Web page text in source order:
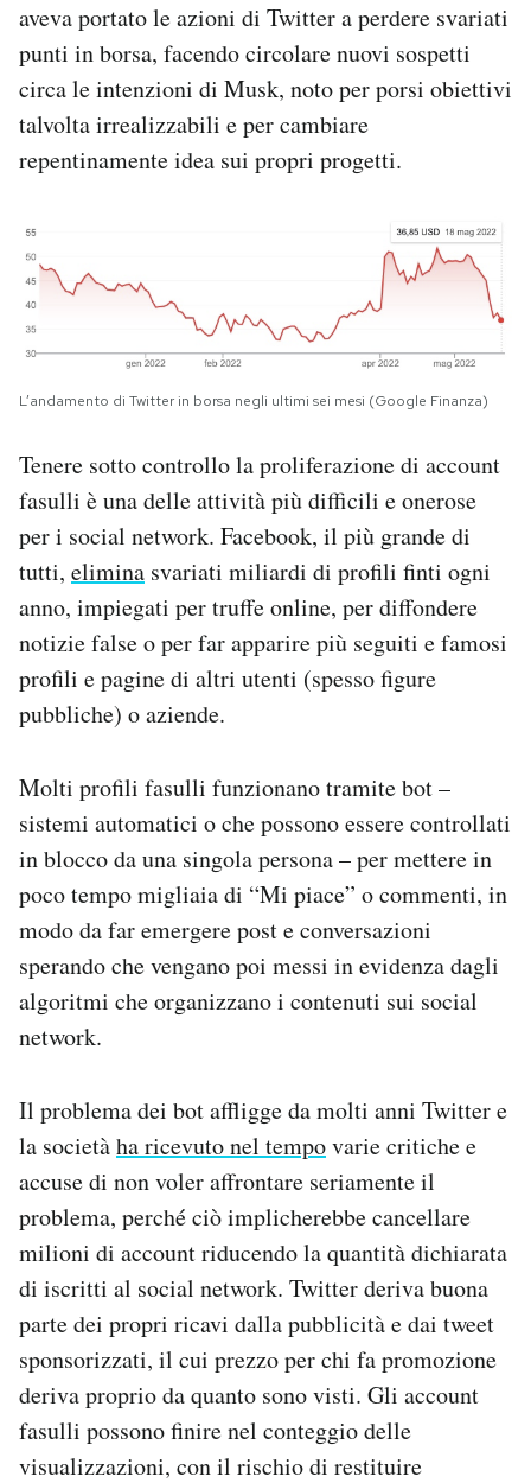
aveva portato le azioni di Twitter a perdere svariati
punti in borsa, facendo circolare nuovi sospetti
circa le intenzioni di Musk, noto per porsi obiettivi
talvolta irrealizzabili e per cambiare
repentinamente idea sui propri progetti.
L’andamento di Twitter in borsa negli ultimi sei mesi (Google Finanza)
Tenere sotto controllo la proliferazione di account
fasulli è una delle attività più difficili e onerose
per i social network. Facebook, il più grande di
tutti, elimina svariati miliardi di profili finti ogni
anno, impiegati per truffe online, per diffondere
notizie false o per far apparire più seguiti e famosi
profili e pagine di altri utenti (spesso figure
pubbliche) o aziende.
Molti profili fasulli funzionano tramite bot –
sistemi automatici o che possono essere controllati
in blocco da una singola persona – per mettere in
poco tempo migliaia di “Mi piace” o commenti, in
modo da far emergere post e conversazioni
sperando che vengano poi messi in evidenza dagli
algoritmi che organizzano i contenuti sui social
network.
Il problema dei bot affligge da molti anni Twitter e
la societàha ricevuto nel tempovarie critiche e
accuse di non voler affrontare seriamente il
problema, perché ciò implicherebbe cancellare
milioni di account riducendo la quantità dichiarata
di iscritti al social network. Twitter deriva buona
parte dei propri ricavi dalla pubblicità e dai tweet
sponsorizzati, il cui prezzo per chi fa promozione
deriva proprio da quanto sono visti. Gli account
fasulli possono finire nel conteggio delle
visualizzazioni, con il rischio di restituire